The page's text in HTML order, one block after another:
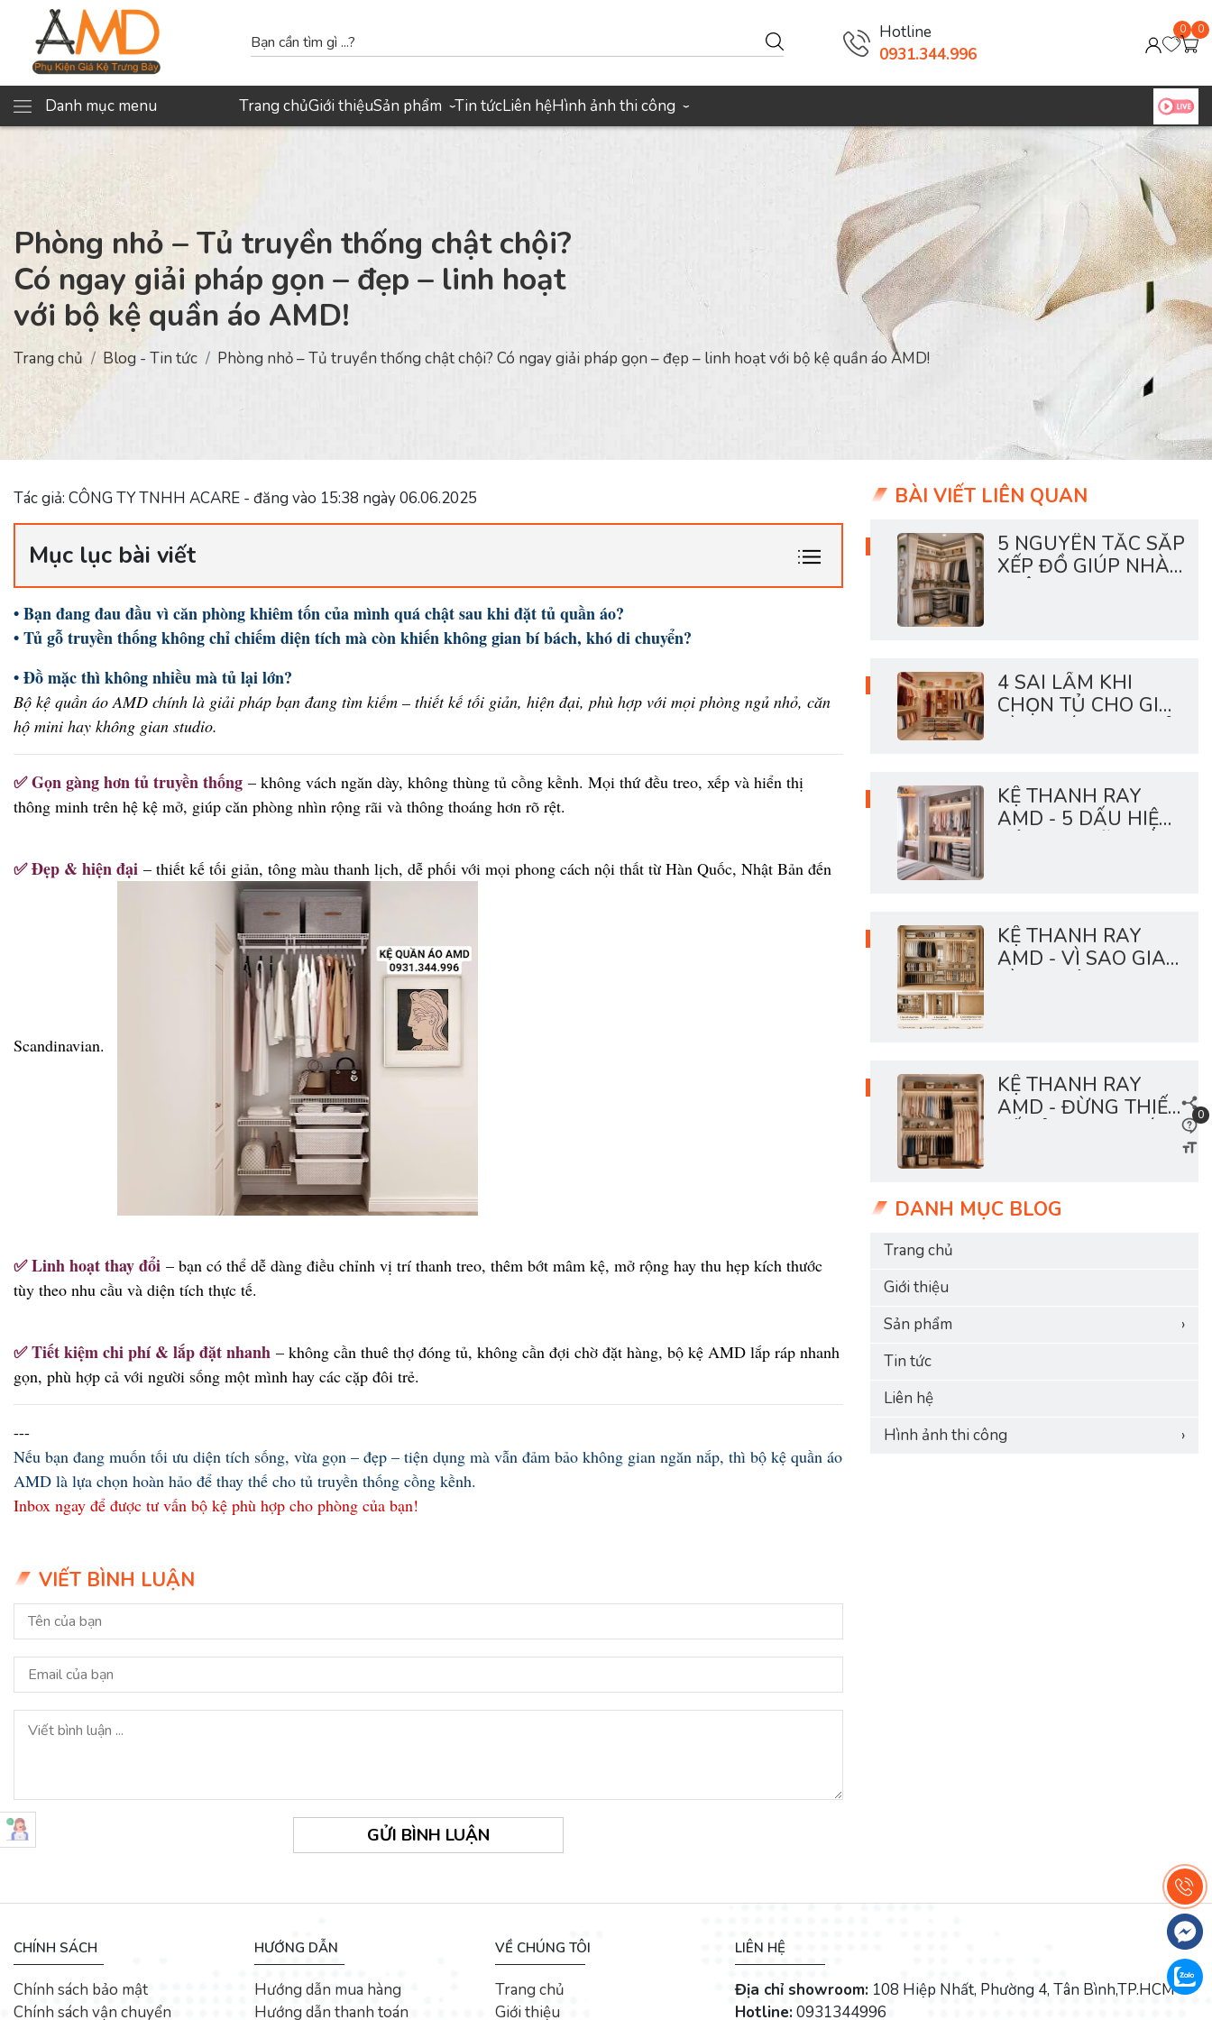
Hotline
0931.344.996
0 0
Danh mục menu Trang chủGiới thiệuSản phẩm ›Tin tứcLiên hệHình ảnh thi công ›
0
Phòng nhỏ – Tủ truyền thống chật chội?
Có ngay giải pháp gọn – đẹp – linh hoạt
với bộ kệ quần áo AMD!
Trang chủ Blog - Tin tức Phòng nhỏ – Tủ truyền thống chật chội? Có ngay giải pháp gọn – đẹp – linh hoạt với bộ kệ quần áo AMD!
Tác giả: CÔNG TY TNHH ACARE - đăng vào 15:38 ngày 06.06.2025
Mục lục bài viết
• Bạn đang đau đầu vì căn phòng khiêm tốn của mình quá chật sau khi đặt tủ quần áo?
• Tủ gỗ truyền thống không chỉ chiếm diện tích mà còn khiến không gian bí bách, khó di chuyển?
• Đồ mặc thì không nhiều mà tủ lại lớn?
Bộ kệ quần áo AMD chính là giải pháp bạn đang tìm kiếm – thiết kế tối giản, hiện đại, phù hợp với mọi phòng ngủ nhỏ, căn
hộ mini hay không gian studio.
✅ Gọn gàng hơn tủ truyền thống – không vách ngăn dày, không thùng tủ cồng kềnh. Mọi thứ đều treo, xếp và hiển thị
thông minh trên hệ kệ mở, giúp căn phòng nhìn rộng rãi và thông thoáng hơn rõ rệt.
✅ Đẹp & hiện đại – thiết kế tối giản, tông màu thanh lịch, dễ phối với mọi phong cách nội thất từ Hàn Quốc, Nhật Bản đến
Scandinavian.
✅ Linh hoạt thay đổi – bạn có thể dễ dàng điều chỉnh vị trí thanh treo, thêm bớt mâm kệ, mở rộng hay thu hẹp kích thước
tùy theo nhu cầu và diện tích thực tế.
✅ Tiết kiệm chi phí & lắp đặt nhanh – không cần thuê thợ đóng tủ, không cần đợi chờ đặt hàng, bộ kệ AMD lắp ráp nhanh
gọn, phù hợp cả với người sống một mình hay các cặp đôi trẻ.
---
Nếu bạn đang muốn tối ưu diện tích sống, vừa gọn – đẹp – tiện dụng mà vẫn đảm bảo không gian ngăn nắp, thì bộ kệ quần áo
AMD là lựa chọn hoàn hảo để thay thế cho tủ truyền thống cồng kềnh.
Inbox ngay để được tư vấn bộ kệ phù hợp cho phòng của bạn!
VIẾT BÌNH LUẬN
GỬI BÌNH LUẬN
BÀI VIẾT LIÊN QUAN
5 NGUYÊN TẮC SẮP
XẾP ĐỒ GIÚP NHÀ
4 SAI LẦM KHI
CHỌN TỦ CHO GIA
KỆ THANH RAY
AMD - 5 DẤU HIỆU
KỆ THANH RAY
AMD - VÌ SAO GIA
KỆ THANH RAY
AMD - ĐỪNG THIẾT
DANH MỤC BLOG
Trang chủ
Giới thiệu
Sản phẩm
›
Tin tức
Liên hệ
Hình ảnh thi công
›
CHÍNH SÁCH
Chính sách bảo mật
Chính sách vận chuyển
HƯỚNG DẪN
Hướng dẫn mua hàng
Hướng dẫn thanh toán
VỀ CHÚNG TÔI
Trang chủ
Giới thiệu
LIÊN HỆ
Địa chỉ showroom: 108 Hiệp Nhất, Phường 4, Tân Bình,TP.HCM
Hotline:0931344996